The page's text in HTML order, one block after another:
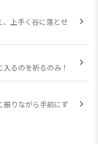
、上手く谷に落とせ
るのを祈るのみ！
振りながら手前にず